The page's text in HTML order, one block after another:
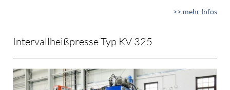
>> mehr Infos
Intervallheißpresse Typ KV 325